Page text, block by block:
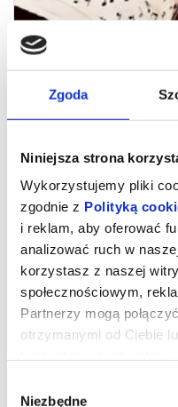
Zgoda
Niniejsza strona
Wykorzystujemy pliki
zgodnie z Polityką
i reklam, aby oferować
analizować ruch w
korzystasz z naszej
społecznościowym,
Partnerzy mogą
otrzymanymi od Ciebie
Niezbędne
MICHAEL 2D
UWAGA!W zwiąku z
kinowa znajduje się w
Młody Michael Jackson
kariery muzycznej pod
rodzinnym zespołem